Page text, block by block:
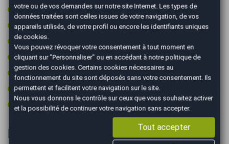
Prise audio USB
Régulateur de vitesse
Retroviseur intérieur électrochrome
Rétroviseurs électriques
Rétroviseurs rabattables électriquement
Start & Stop
Vitres surteintées
Informations complémentaires
votre ou de vos demandes sur notre site Internet. Les types de
données traitées sont celles issues de votre navigation, de vos
appareils utilisés, de votre profil ou encore les identifiants uniques
de cookies.
Vous pouvez révoquer votre consentement à tout moment en
cliquant sur "Personnaliser" ou en accédant à notre politique de
gestion des cookies. Certains cookies nécessaires au
fonctionnement du site sont déposés sans votre consentement. Ils
permettent et facilitent votre navigation sur le site.
Nous vous donnons le contrôle sur ceux que vous souhaitez activer
et la possibilité de continuer votre navigation sans accepter.
Tout accepter